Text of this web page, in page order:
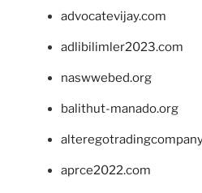
advocatevijay.com
adlibilimler2023.com
naswwebed.org
balithut-manado.org
aprce2022.com